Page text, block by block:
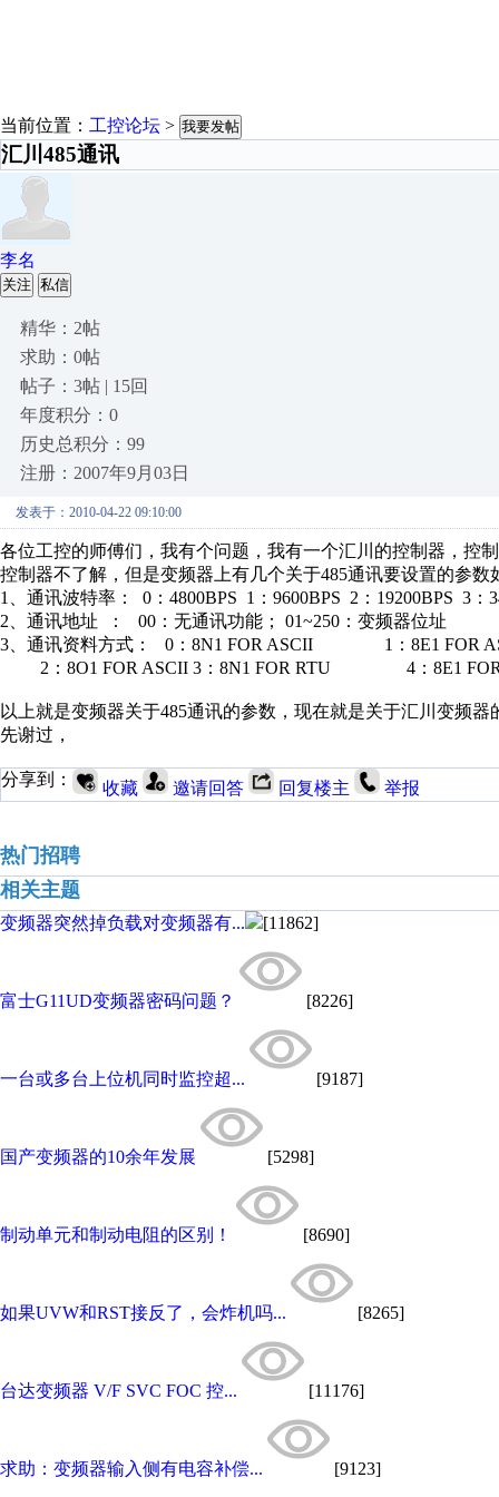
当前位置： 工控论坛 > 我要发帖
汇川485通讯
李名
关注 私信
精华：2帖
求助：0帖
帖子：3帖 | 15回
年度积分：0
历史总积分：99
注册：2007年9月03日
发表于：2010-04-22 09:10:00
各位工控的师傅们，我有个问题，我有一个汇川的控制器，控
控制器不了解，但是变频器上有几个关于485通讯要设置的参数
1、通讯波特率： 0：4800BPS 1：9600BPS 2：19200BPS 3：
2、通讯地址 ： 00：无通讯功能； 01~250：变频器位址
3、通讯资料方式： 0：8N1 FOR ASCII 1：8E1 FOR
2：8O1 FOR ASCII 3：8N1 FOR RTU 4：8E1 FOR
以上就是变频器关于485通讯的参数，现在就是关于汇川变频
先谢过，
分享到： 收藏 邀请回答 回复楼主 举报
热门招聘
相关主题
变频器突然掉负载对变频器有... [11862]
富士G11UD变频器密码问题？ [8226]
一台或多台上位机同时监控超... [9187]
国产变频器的10余年发展 [5298]
制动单元和制动电阻的区别！ [8690]
如果UVW和RST接反了，会炸机吗... [8265]
台达变频器 V/F SVC FOC 控... [11176]
求助：变频器输入侧有电容补偿... [9123]